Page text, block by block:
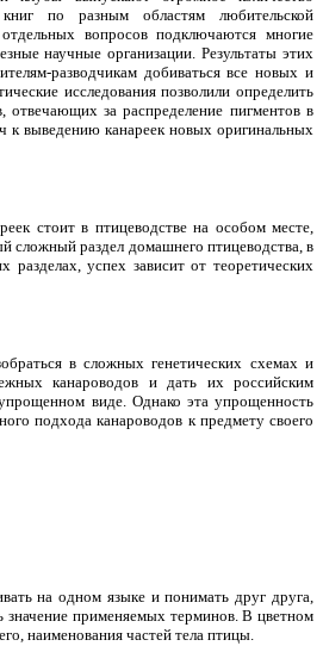
по разным областям любительской
вопросов подключаются многие
научные организации. Результаты этих
разводчикам добиваться все новых и
исследования позволили определить
отвечающих за распределение пигментов в
к выведению канареек новых оригинальных
стоит в птицеводстве на особом месте,
сложный раздел домашнего птицеводства, в
успех зависит от теоретических
в сложных генетических схемах и
канароводов и дать их российским
виде. Однако эта упрощенность
подхода канароводов к предмету своего
на одном языке и понимать друг друга,
значение применяемых терминов. В цветном
наименования частей тела птицы.